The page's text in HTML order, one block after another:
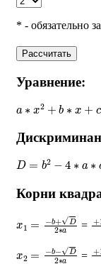
* - обязательно
Рассчитать
Уравнение:
2 b ∗
D= 2− a
Корни
+ D2∗ = +
b−D2∗ = +